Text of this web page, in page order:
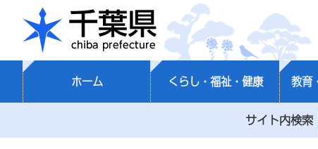
千葉県
ホーム くらし・福祉・健康 教育
サイト内検索